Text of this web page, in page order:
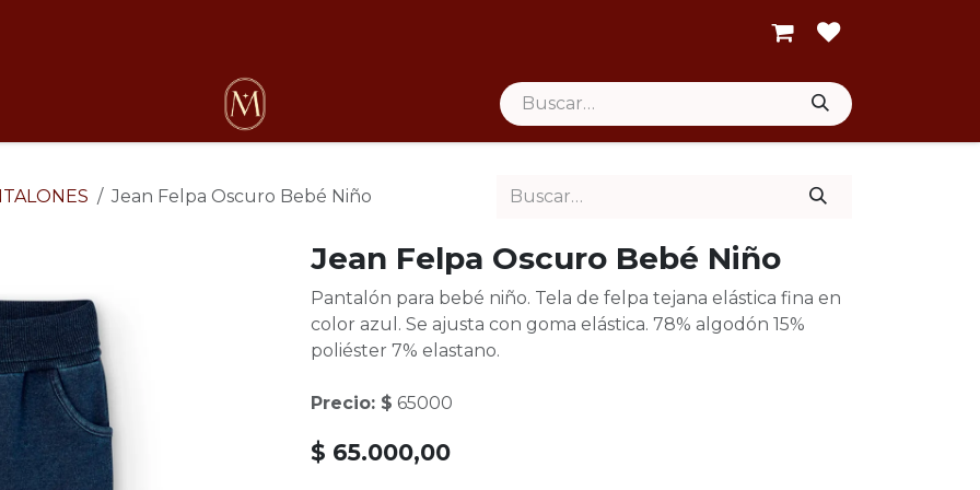
Jean Felpa Oscuro Bebé Niño
Jean Felpa Oscuro Bebé Niño
Pantalón para bebé niño. Tela de felpa tejana elástica fina en
color azul. Se ajusta con goma elástica. 78% algodón 15%
poliéster 7% elastano.
Precio: $ 65000
$ 65.000,00